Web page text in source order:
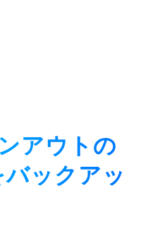
アウトの
ックアッ